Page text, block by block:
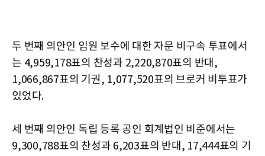
두 번째 의안인 임원 보수에 대한 자문 비구속 투표에서
는 4,959,178표의 찬성과 2,220,870표의 반대,
1,066,867표의 기권, 1,077,520표의 브로커 비투표가
있었다.
세 번째 의안인 독립 등록 공인 회계법인 비준에서는
9,300,788표의 찬성과 6,203표의 반대, 17,444표의 기